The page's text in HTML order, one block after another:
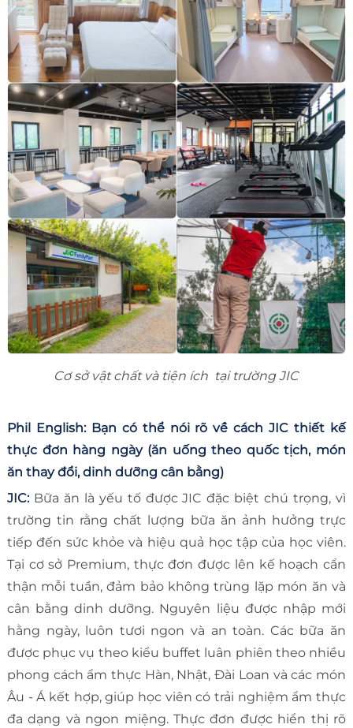
Cơ sở vật chất và tiện ích tại trường JIC
Phil English: Bạn có thể nói rõ về cách JIC thiết kế
thực đơn hàng ngày (ăn uống theo quốc tịch, món
ăn thay đổi, dinh dưỡng cân bằng)
JIC: Bữa ăn là yếu tố được JIC đặc biệt chú trọng, vì
trường tin rằng chất lượng bữa ăn ảnh hưởng trực
tiếp đến sức khỏe và hiệu quả học tập của học viên.
Tại cơ sở Premium, thực đơn được lên kế hoạch cẩn
thận mỗi tuần, đảm bảo không trùng lặp món ăn và
cân bằng dinh dưỡng. Nguyên liệu được nhập mới
hằng ngày, luôn tươi ngon và an toàn. Các bữa ăn
được phục vụ theo kiểu buffet luân phiên theo nhiều
phong cách ẩm thực Hàn, Nhật, Đài Loan và các món
Âu - Á kết hợp, giúp học viên có trải nghiệm ẩm thực
đa dạng và ngon miệng. Thực đơn được hiển thị rõ